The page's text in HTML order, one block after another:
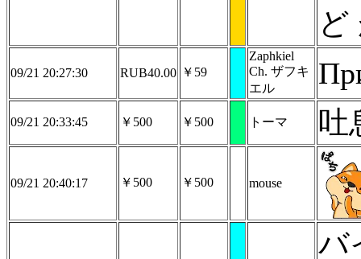
ど
09/21 20:27:30 RUB40.00 ￥59
Zaphkiel
Ch. ザフキ
エル
09/21 20:33:45 ￥500 ￥500 トーマ 吐
09/21 20:40:17 ￥500 ￥500 mouse
バ